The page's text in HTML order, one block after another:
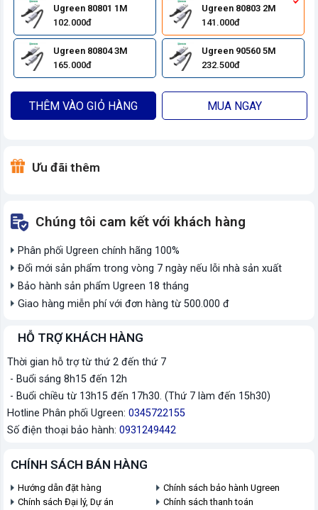
Ugreen 80801 1M
102.000đ
Ugreen 80803 2M
141.000đ
Ugreen 80804 3M
165.000đ
Ugreen 90560 5M
232.500đ
THÊM VÀO GIỎ HÀNG MUA NGAY
Ưu đãi thêm
Chúng tôi cam kết với khách hàng
Phân phối Ugreen chính hãng 100%
Đổi mới sản phẩm trong vòng 7 ngày nếu lỗi nhà sản xuất
Bảo hành sản phẩm Ugreen 18 tháng
Giao hàng miễn phí với đơn hàng từ 500.000 đ
HỖ TRỢ KHÁCH HÀNG
Thời gian hỗ trợ từ thứ 2 đến thứ 7
- Buổi sáng 8h15 đến 12h
- Buổi chiều từ 13h15 đến 17h30. (Thứ 7 làm đến 15h30)
Hotline Phân phối Ugreen: 0345722155
Số điện thoại bảo hành: 0931249442
CHÍNH SÁCH BÁN HÀNG
Hướng dẫn đặt hàng
Chính sách bảo hành Ugreen
Chính sách Đại lý, Dự án
Chính sách thanh toán